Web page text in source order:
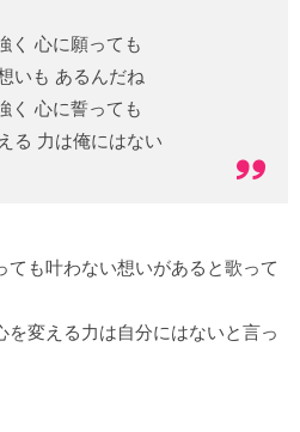
く 心に願っても
いも あるんだね
く 心に誓っても
る 力は俺にはない
ても叶わない想いがあると歌って
を変える力は自分にはないと言っ